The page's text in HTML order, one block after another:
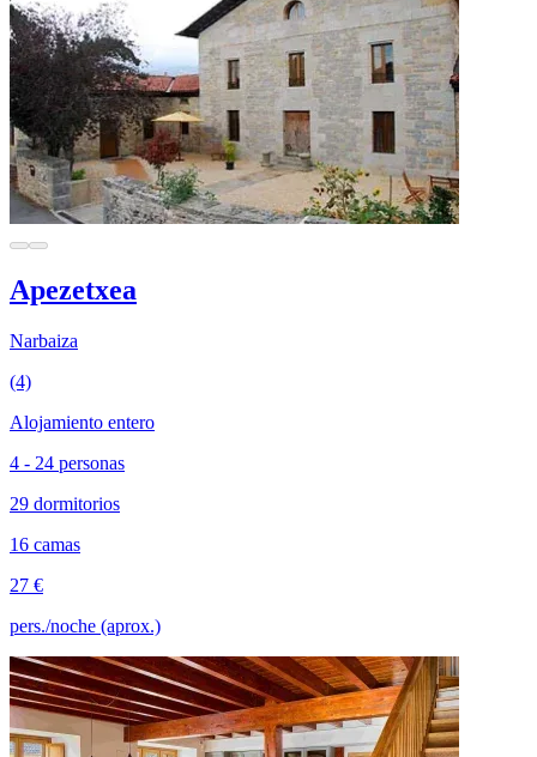
Apezetxea
Narbaiza
(4)
Alojamiento entero
4 - 24 personas
29 dormitorios
16 camas
27 €
pers./noche (aprox.)